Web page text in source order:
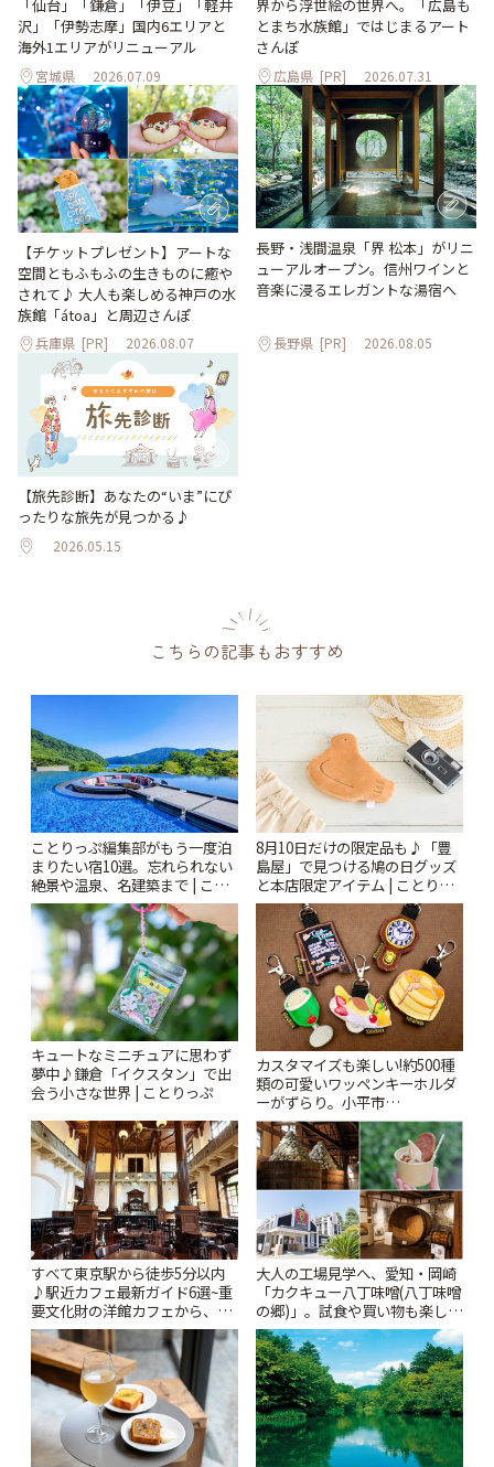
「仙台」「鎌倉」「伊豆」「軽井
沢」「伊勢志摩」国内6エリアと
海外1エリアがリニューアル
宮城県 2026.07.09
界から浮世絵の世界へ。「広島も
とまち水族館」ではじまるアート
さんぽ
広島県 [PR] 2026.07.31
【チケットプレゼント】アートな
空間ともふもふの生きものに癒や
されて♪ 大人も楽しめる神戸の水
族館「átoa」と周辺さんぽ
兵庫県 [PR] 2026.08.07
長野・浅間温泉「界 松本」がリニ
ューアルオープン。信州ワインと
音楽に浸るエレガントな湯宿へ
長野県 [PR] 2026.08.05
【旅先診断】あなたの“いま”にぴ
ったりな旅先が見つかる♪
2026.05.15
こちらの記事もおすすめ
ことりっぷ編集部がもう一度泊
まりたい宿10選。忘れられない
絶景や温泉、名建築まで | こと
りっぷ
8月10日だけの限定品も♪「豊
島屋」で見つける鳩の日グッズ
と本店限定アイテム | ことりっ
ぷ
キュートなミニチュアに思わず
夢中♪鎌倉「イクスタン」で出
会う小さな世界 | ことりっぷ
カスタマイズも楽しい!約500種
類の可愛いワッペンキーホルダ
ーがずらり。小平市
「Kimamaya T&K」 | ことりっ
ぷ
すべて東京駅から徒歩5分以内
♪駅近カフェ最新ガイド6選~重
要文化財の洋館カフェから、改
札すぐのレトロ喫茶まで~ | こと
りっぷ
大人の工場見学へ、愛知・岡崎
「カクキュー八丁味噌(八丁味噌
の郷)」。試食や買い物も楽しみ
♪ | ことりっぷ